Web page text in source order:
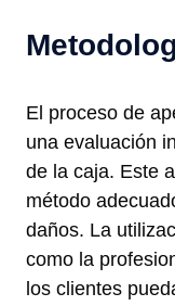
El proceso de
una evaluación
de la caja. Este
método
daños. La
como la
los clientes